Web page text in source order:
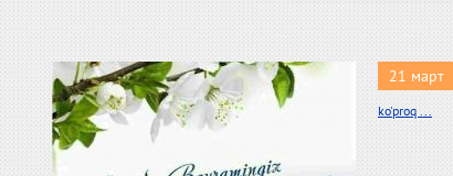
21 март
ko'proq ...